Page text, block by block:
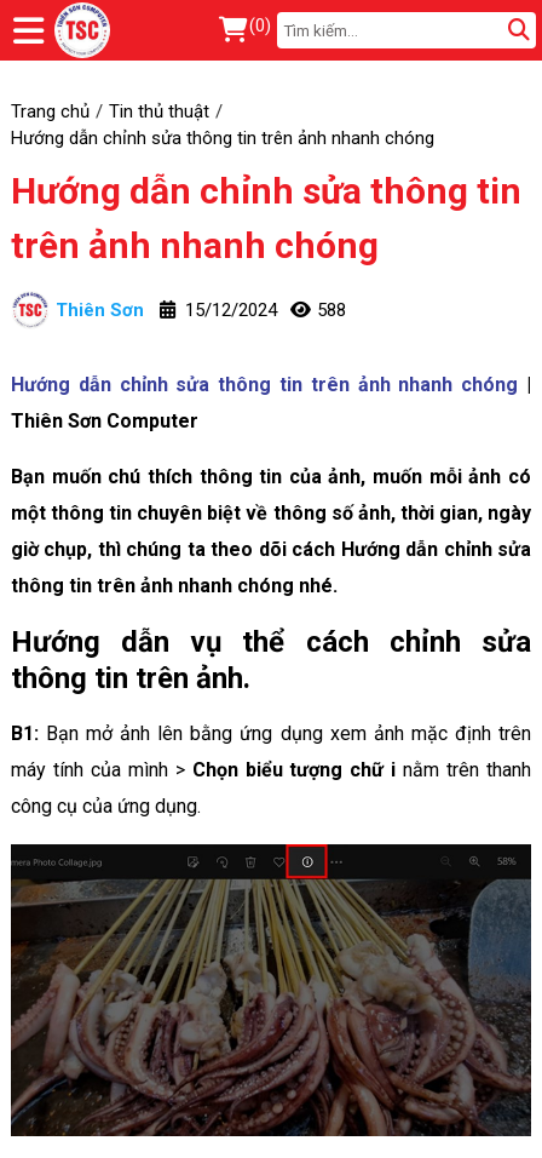
(0)
Trang chủ
Tin thủ thuật
Hướng dẫn chỉnh sửa thông tin trên ảnh nhanh chóng
Hướng dẫn chỉnh sửa thông tin
trên ảnh nhanh chóng
Thiên Sơn 15/12/2024 588
Hướng dẫn chỉnh sửa thông tin trên ảnh nhanh chóng |
Thiên Sơn Computer
Bạn muốn chú thích thông tin của ảnh, muốn mỗi ảnh có
một thông tin chuyên biệt về thông số ảnh, thời gian, ngày
giờ chụp, thì chúng ta theo dõi cách Hướng dẫn chỉnh sửa
thông tin trên ảnh nhanh chóng nhé.
Hướng dẫn vụ thể cách chỉnh sửa
thông tin trên ảnh.
B1:Bạn mở ảnh lên bằng ứng dụng xem ảnh mặc định trên
máy tính của mình > Chọn biểu tượng chữ i nằm trên thanh
công cụ của ứng dụng.